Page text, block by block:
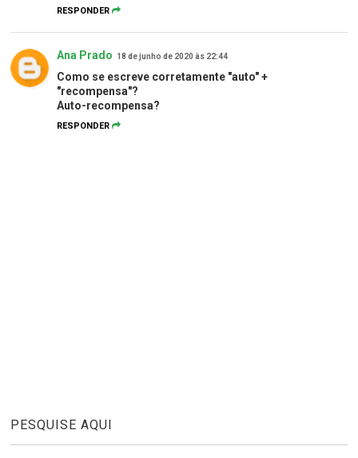
RESPONDER
Ana Prado 18 de junho de 2020 às 22:44
Como se escreve corretamente "auto" +
"recompensa"?
Auto-recompensa?
RESPONDER
PESQUISE AQUI